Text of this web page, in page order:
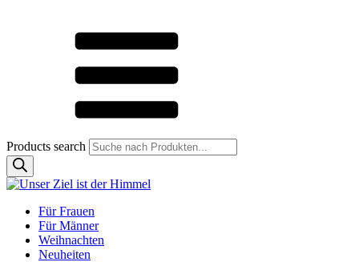
Products search
Für Frauen
Für Männer
Weihnachten
Neuheiten